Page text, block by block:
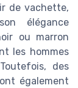
de vachette,
élégance
ou marron
les hommes
des
également